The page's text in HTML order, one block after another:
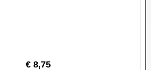
€ 8,75